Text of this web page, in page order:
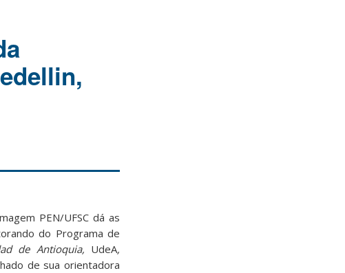
PEN/UFSC dá as
do Programa de
de Antioquia, UdeA,
de sua orientadora